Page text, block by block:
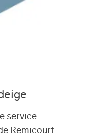
service
Remicourt